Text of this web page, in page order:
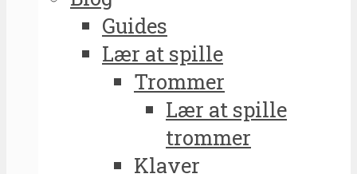
Guides
Lær at spille
Trommer
Lær at spille
trommer
Klaver